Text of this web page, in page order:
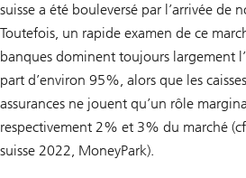
p
e
t
U
B
S
suisse a été bouleversé par l’arrivée de
Toutefois, un rapide examen de ce
banques dominent toujours largement
part d’environ 95%, alors que les
assurances ne jouent qu’un rôle
respectivement 2% et 3% du marché
suisse 2022, MoneyPark).